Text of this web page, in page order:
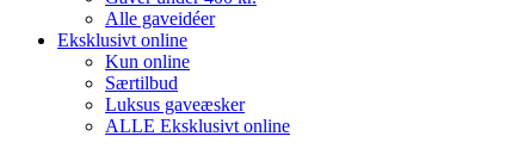
Alle gaveidéer
Eksklusivt online
Kun online
Særtilbud
Luksus gaveæsker
ALLE Eksklusivt online